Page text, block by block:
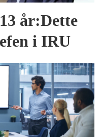
år:Dette
i IRU